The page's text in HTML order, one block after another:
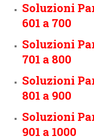
Soluzioni
601 a 700
Soluzioni
701 a 800
Soluzioni
801 a 900
Soluzioni
901 a 1000